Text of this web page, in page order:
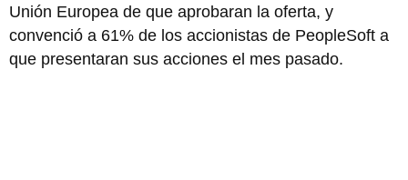
Unión Europea de que aprobaran la oferta, y
convenció a 61% de los accionistas de PeopleSoft a
que presentaran sus acciones el mes pasado.